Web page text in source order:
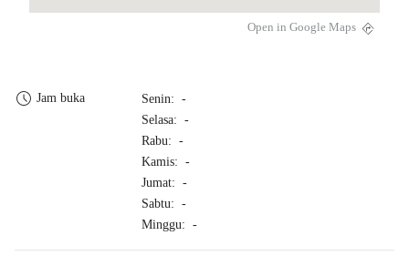
Open in Google Maps
Jam buka
Senin: -
Selasa: -
Rabu: -
Kamis: -
Jumat: -
Sabtu: -
Minggu: -